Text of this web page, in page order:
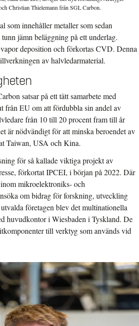
Christian Thielemann från SGL Carbon.
som innehåller metaller som sedan
jämn beläggning på ett underlag.
deposition och förkortas CVD. Denna
av halvledarmaterial.
satsar på ett tätt samarbete med
från EU om att fördubbla sin andel av
från 10 till 20 procent fram till år
är nödvändigt för att minska beroendet av
Taiwan, USA och Kina.
för så kallade viktiga projekt av
förkortat IPCEI, i början på 2022. Där
mikroelektroniks- och
om bidrag för forskning, utveckling
företagen blev det multinationella
huvudkontor i Wiesbaden i Tyskland. De
till verktyg som används vid